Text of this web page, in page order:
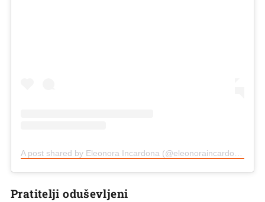
A post shared by Eleonora Incardona (@eleonoraincardona)
Pratitelji oduševljeni